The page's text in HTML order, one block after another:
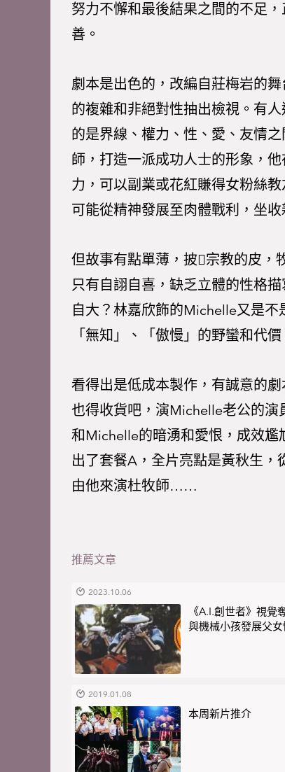
努力不懈和最後結果之間的不足
善。
劇本是出色的，改編自莊梅岩的
的複雜和非絕對性抽出檢視。有
的是界線、權力、性、愛、友情
師，打造一派成功人士的形象，
力，可以副業或花紅賺得女粉絲
可能從精神發展至肉體戰利，坐收
但故事有點單薄，披宗教的皮，
只有自詡自喜，缺乏立體的性格
自大？林嘉欣飾的Michelle又是不
「無知」、「傲慢」的野蠻和代價
看得出是低成本製作，有誠意的
也得收貨吧，演Michelle老公的
和Michelle的暗湧和愛恨，成效
出了套餐A，全片亮點是黃秋生
由他來演杜牧師……
推薦文章
2023.10.06
《A.I.創世者》視覺
與機械小孩發展父
2019.01.08
本周新片推介